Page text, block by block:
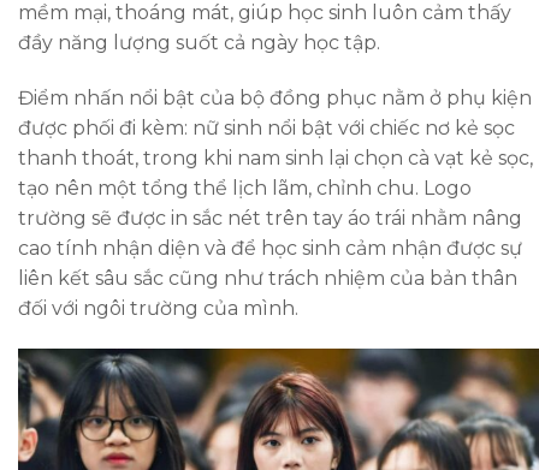
mềm mại, thoáng mát, giúp học sinh luôn cảm thấy
đầy năng lượng suốt cả ngày học tập.
Điểm nhấn nổi bật của bộ đồng phục nằm ở phụ kiện
được phối đi kèm: nữ sinh nổi bật với chiếc nơ kẻ sọc
thanh thoát, trong khi nam sinh lại chọn cà vạt kẻ sọc,
tạo nên một tổng thể lịch lãm, chỉnh chu. Logo
trường sẽ được in sắc nét trên tay áo trái nhằm nâng
cao tính nhận diện và để học sinh cảm nhận được sự
liên kết sâu sắc cũng như trách nhiệm của bản thân
đối với ngôi trường của mình.